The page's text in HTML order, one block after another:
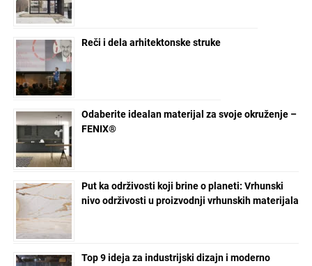
Reči i dela arhitektonske struke
Odaberite idealan materijal za svoje okruženje –
FENIX®
Put ka održivosti koji brine o planeti: Vrhunski
nivo održivosti u proizvodnji vrhunskih materijala
Top 9 ideja za industrijski dizajn i moderno